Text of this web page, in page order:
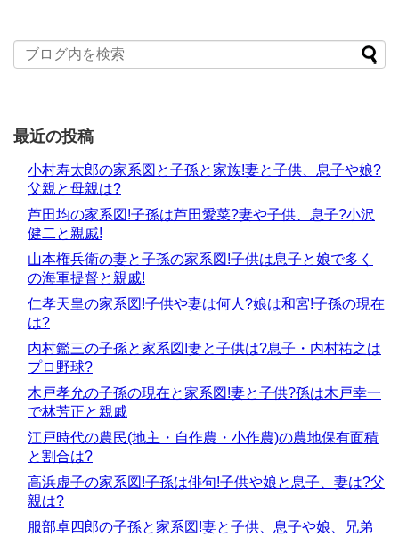
最近の投稿
小村寿太郎の家系図と子孫と家族!妻と子供、息子や娘?
父親と母親は?
芦田均の家系図!子孫は芦田愛菜?妻や子供、息子?小沢
健二と親戚!
山本権兵衛の妻と子孫の家系図!子供は息子と娘で多く
の海軍提督と親戚!
仁孝天皇の家系図!子供や妻は何人?娘は和宮!子孫の現在
は?
内村鑑三の子孫と家系図!妻と子供は?息子・内村祐之は
プロ野球?
木戸孝允の子孫の現在と家系図!妻と子供?孫は木戸幸一
で林芳正と親戚
江戸時代の農民(地主・自作農・小作農)の農地保有面積
と割合は?
高浜虚子の家系図!子孫は俳句!子供や娘と息子、妻は?父
親は?
服部卓四郎の子孫と家系図!妻と子供、息子や娘、兄弟